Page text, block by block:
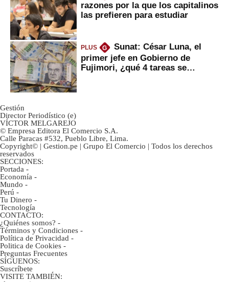
razones por la que los capitalinos
las prefieren para estudiar
PLUS G
Sunat: César Luna, el
primer jefe en Gobierno de
Fujimori, ¿qué 4 tareas se
Gestión
Director Periodístico (e)
VÍCTOR MELGAREJO
© Empresa Editora El Comercio S.A.
Calle Paracas #532, Pueblo Libre, Lima.
Copyright© | Gestion.pe | Grupo El Comercio | Todos los derechos
reservados
SECCIONES:
Portada -
Economía -
Mundo -
Perú -
Tu Dinero -
Tecnología
CONTACTO:
¿Quiénes somos? -
Términos y Condiciones -
Política de Privacidad -
Politica de Cookies -
Preguntas Frecuentes
SÍGUENOS:
Suscríbete
VISITE TAMBIÉN: